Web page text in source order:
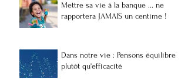
Dans notre vie : Pensons
équilibre plutôt qu'efficacité
Mettre sa vie à la banque ... ne
rapportera JAMAIS un centime !
Dans notre vie : Pensons équilibre
plutôt qu'efficacité